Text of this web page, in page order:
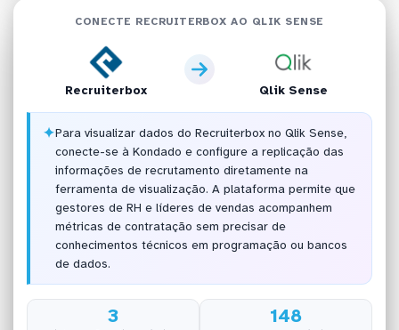
CONECTE RECRUITERBOX AO QLIK SENSE
Recruiterbox Qlik Sense
✦Para visualizar dados do Recruiterbox no Qlik Sense,
conecte-se à Kondado e configure a replicação das
informações de recrutamento diretamente na
ferramenta de visualização. A plataforma permite que
gestores de RH e líderes de vendas acompanhem
métricas de contratação sem precisar de
conhecimentos técnicos em programação ou bancos
de dados.
3 148